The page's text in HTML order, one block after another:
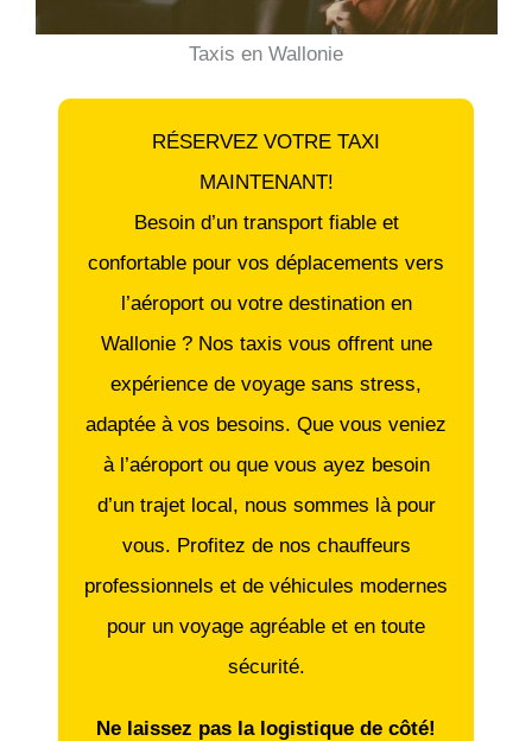
Taxis en Wallonie
RÉSERVEZ VOTRE TAXI
MAINTENANT!
Besoin d’un transport fiable et
confortable pour vos déplacements vers
l’aéroport ou votre destination en
Wallonie ? Nos taxis vous offrent une
expérience de voyage sans stress,
adaptée à vos besoins. Que vous veniez
à l’aéroport ou que vous ayez besoin
d’un trajet local, nous sommes là pour
vous. Profitez de nos chauffeurs
professionnels et de véhicules modernes
pour un voyage agréable et en toute
sécurité.
Ne laissez pas la logistique de côté!